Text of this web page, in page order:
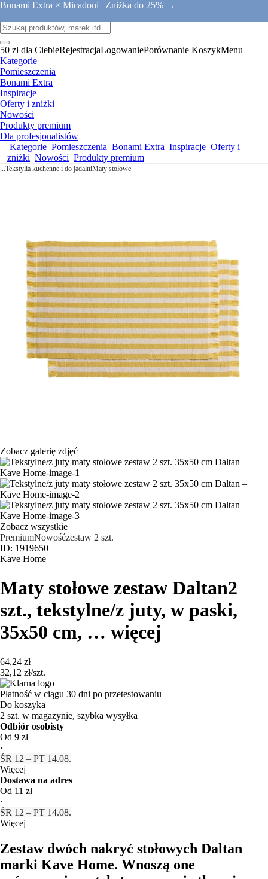
Bonami Extra × Micadoni | Zniżka do 25% →
50 zł dla CiebieRejestracjaLogowaniePorównanie KoszykMenu
Kategorie
Pomieszczenia
Bonami Extra
Inspiracje
Oferty i zniżki
Nowości
Produkty premium
Dla profesjonalistów
Kategorie Pomieszczenia Bonami Extra Inspiracje Oferty i
zniżki Nowości Produkty premium
...Tekstylia kuchenne i do jadalniMaty stołowe
Zobacz galerię zdjęć
Zobacz wszystkie
PremiumNowośćzestaw 2 szt.
ID: 1919650
Kave Home
Maty stołowe zestaw Daltan2
szt., tekstylne/z juty, w paski,
35x50 cm, … więcej
64,24 zł
32,12 zł/szt.
Płatność w ciągu 30 dni po przetestowaniu
Do koszyka
2 szt. w magazynie, szybka wysyłka
Odbiór osobisty
Od 9 zł
·
ŚR 12 – PT 14.08.
Więcej
Dostawa na adres
Od 11 zł
·
ŚR 12 – PT 14.08.
Więcej
Zestaw dwóch nakryć stołowych Daltan
marki Kave Home. Wnoszą one